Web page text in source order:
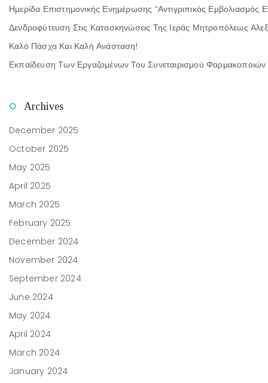
Ημερίδα Επιστημονικής Ενημέρωσης “Αντιγριπικός Εμβολιασμός
Δενδροφύτευση Στις Κατασκηνώσεις Της Ιεράς Μητροπόλεως
Καλό Πάσχα Και Καλή Ανάσταση!
Εκπαίδευση Των Εργαζομένων Του Συνεταιρισμού
Archives
December 2025
October 2025
May 2025
April 2025
March 2025
February 2025
December 2024
November 2024
September 2024
June 2024
May 2024
April 2024
March 2024
January 2024